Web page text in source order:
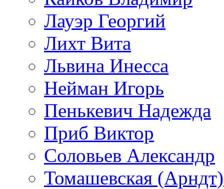
Лауэр Георгий
Лихт Вита
Львина Инесса
Нейман Игорь
Пенькевич Надежда
Приб Виктор
Соловьев Александр
Томашевская